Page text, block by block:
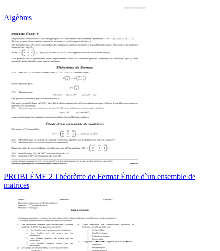
Algèbres
PROBLÈME 2 Théorème de Fermat Étude d`un ensemble de
matrices